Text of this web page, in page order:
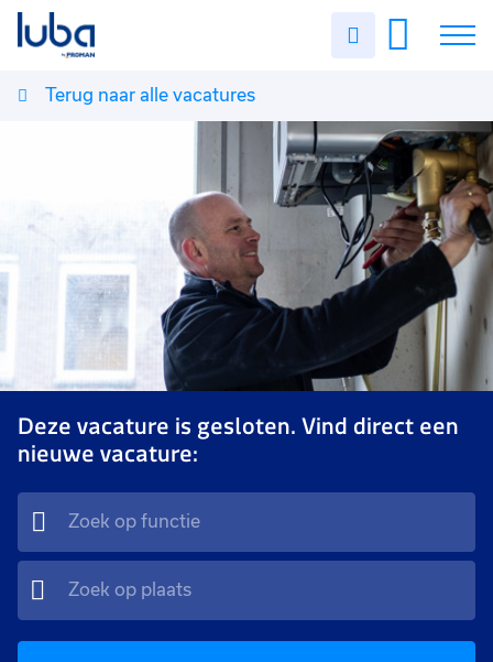
Uren
Vacatures
Voor werkgevers
Contact
Terug naar alle vacatures
Deze vacature is gesloten. Vind direct een
nieuwe vacature: